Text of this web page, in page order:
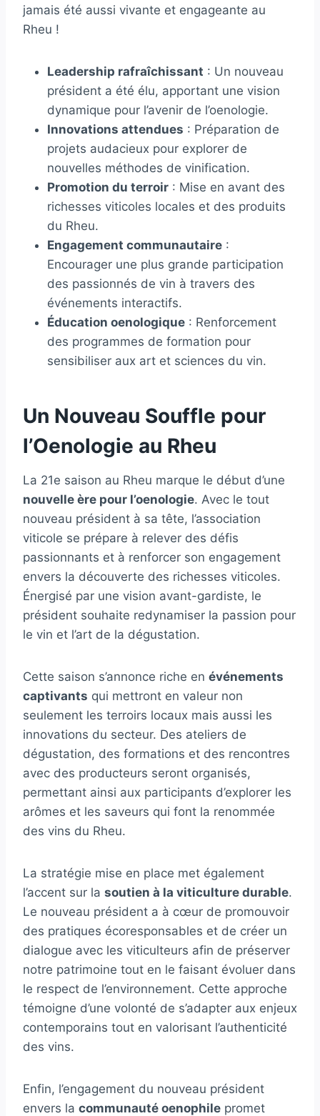
jamais été aussi vivante et engageante au
Rheu !
Leadership rafraîchissant : Un nouveau
président a été élu, apportant une vision
dynamique pour l’avenir de l’oenologie.
Innovations attendues : Préparation de
projets audacieux pour explorer de
nouvelles méthodes de vinification.
Promotion du terroir : Mise en avant des
richesses viticoles locales et des produits
du Rheu.
Engagement communautaire :
Encourager une plus grande participation
des passionnés de vin à travers des
événements interactifs.
Éducation oenologique : Renforcement
des programmes de formation pour
sensibiliser aux art et sciences du vin.
Un Nouveau Souffle pour
l’Oenologie au Rheu
La 21e saison au Rheu marque le début d’une
nouvelle ère pour l’oenologie. Avec le tout
nouveau président à sa tête, l’association
viticole se prépare à relever des défis
passionnants et à renforcer son engagement
envers la découverte des richesses viticoles.
Énergisé par une vision avant-gardiste, le
président souhaite redynamiser la passion pour
le vin et l’art de la dégustation.
Cette saison s’annonce riche en événements
captivants qui mettront en valeur non
seulement les terroirs locaux mais aussi les
innovations du secteur. Des ateliers de
dégustation, des formations et des rencontres
avec des producteurs seront organisés,
permettant ainsi aux participants d’explorer les
arômes et les saveurs qui font la renommée
des vins du Rheu.
La stratégie mise en place met également
l’accent sur la soutien à la viticulture durable.
Le nouveau président a à cœur de promouvoir
des pratiques écoresponsables et de créer un
dialogue avec les viticulteurs afin de préserver
notre patrimoine tout en le faisant évoluer dans
le respect de l’environnement. Cette approche
témoigne d’une volonté de s’adapter aux enjeux
contemporains tout en valorisant l’authenticité
des vins.
Enfin, l’engagement du nouveau président
envers la communauté oenophile promet